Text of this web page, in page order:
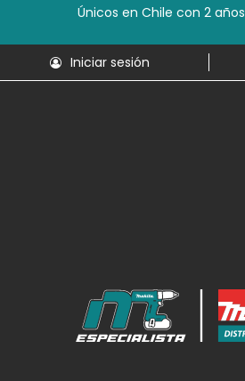
Únicos en Chile con 2
Iniciar sesión